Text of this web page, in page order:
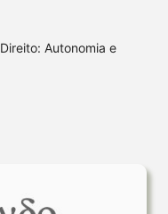
Autonomia e